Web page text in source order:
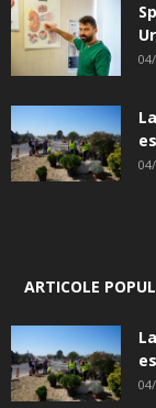
ARTICOLE